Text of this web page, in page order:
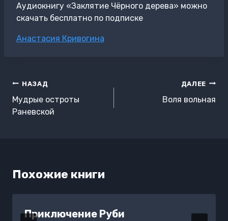
Аудиокнигу «Заклятие Чёрного дерева» можно
скачать бесплатно по подписке
Метки
Анастасия Кривогина
Навигация
по
записям
НАЗАД
Мудрые остроты
Раневской
ДАЛЕЕ
Воля вольная
Похожие книги
Приключение Руби